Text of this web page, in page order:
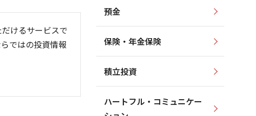
けるサービスで
ではの投資情報
預金
保険・年金保険
積立投資
ハートフル・コミュニケー